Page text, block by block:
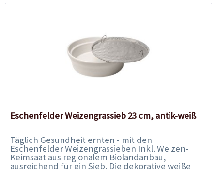
Eschenfelder Weizengrassieb 23 cm, antik-weiß
Täglich Gesundheit ernten - mit den
Eschenfelder Weizengrassieben Inkl. Weizen-
Keimsaat aus regionalem Biolandanbau,
ausreichend für ein Sieb. Die dekorative weiße